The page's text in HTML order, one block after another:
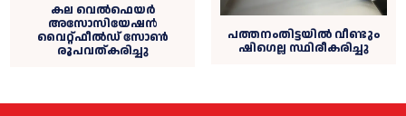
കല വെൽഫെയർ
അസോസിയേഷൻ
വൈറ്റ്ഫീല്‍ഡ് സോൺ
രൂപവത്കരിച്ചു
പത്തനംതിട്ടയില്‍ വീണ്ടും
ഷിഗെല്ല സ്ഥിരീകരിച്ചു